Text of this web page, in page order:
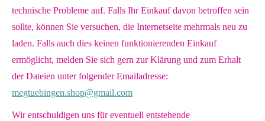
technische Probleme auf. Falls Ihr Einkauf davon betroffen sein
sollte, können Sie versuchen, die Internetseite mehrmals neu zu
laden. Falls auch dies keinen funktionierenden Einkauf
ermöglicht, melden Sie sich gern zur Klärung und zum Erhalt
der Dateien unter folgender Emailadresse:
megtuebingen.shop@gmail.com
Wir entschuldigen uns für eventuell entstehende